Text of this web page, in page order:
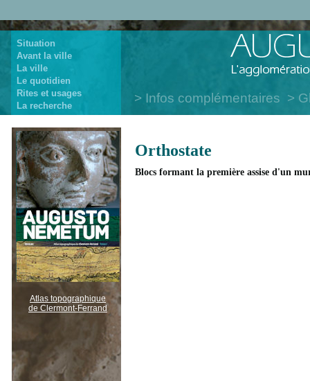
Situation
Avant la ville
La ville
Le quotidien
Rites et usages
La recherche
Infos complémentaires
Orthostate
Blocs formant la première assise d'un
Atlas topographique
de Clermont-Ferrand